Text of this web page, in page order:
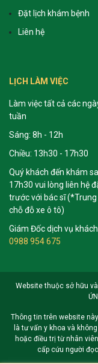
Đặt lịch khám bệnh
Liên hệ
LỊCH LÀM VIỆC
Làm việc tất cả các
tuần
Sáng: 8h - 12h
Chiều: 13h30 - 17h30
Quý khách đến khám
17h30 vui lòng liên hệ
trước với bác sĩ
chỗ đỗ xe ô tô)
Giám Đốc dịch vụ
0988 954 675
Website thuộc sở hữu và
Thông tin trên website
là tư vấn y khoa và
hoặc điều trị từ nhân
cấp cứu người